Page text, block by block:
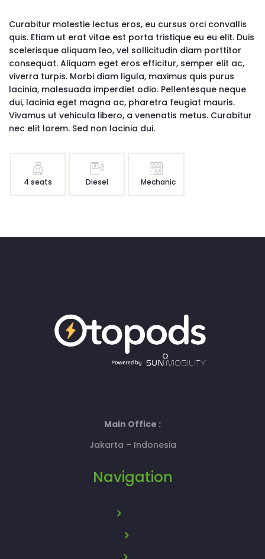
Curabitur molestie lectus eros, eu cursus orci convallis
quis. Etiam ut erat vitae est porta tristique eu eu elit. Duis
scelerisque aliquam leo, vel sollicitudin diam porttitor
consequat. Aliquam eget eros efficitur, semper elit ac,
viverra turpis. Morbi diam ligula, maximus quis purus
lacinia, malesuada imperdiet odio. Pellentesque neque
dui, lacinia eget magna ac, pharetra feugiat mauris.
Vivamus ut vehicula libero, a venenatis metus. Curabitur
nec elit lorem. Sed non lacinia dui.
4 seats Diesel Mechanic
Main Office :
Jakarta – Indonesia
Navigation